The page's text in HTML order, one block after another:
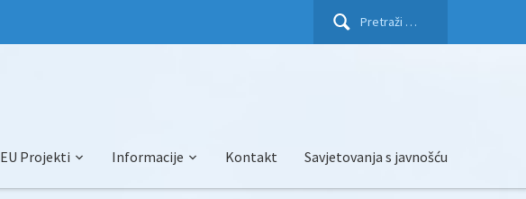
Pretraži:
EU Projekti Informacije Kontakt Savjetovanja s javnošću